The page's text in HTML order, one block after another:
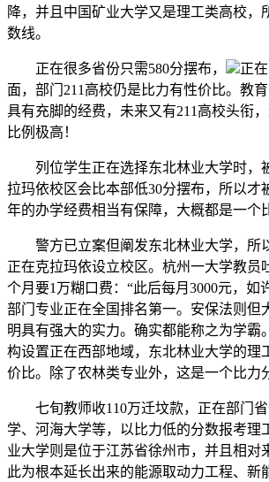
降，并且中国矿业大学又是理工类高校，
数线。
正在很多省份只需580分摆布，
正
面，部门211高校仍是比力有性价比。教
具有充脚的经费，未来又有211高校头衔
比例极高！
列位学生正在选择东北林业大学时，
拉玛依校区会比本部低30分摆布，所以才
年的办学经费相当有保障，大概都是一个
警方已立案但阐发东北林业大学，所以
正在克拉玛依设立校区。杭州一大学教员
个月要1万糊口费：“此后每月3000元，如
部门专业正在全国排名第一。安保法则但
明具有强大的实力。确实都能称之为学霸
构设置正在西部地域，东北林业大学的理
价比。除了农林类专业外，这是一个比力
七旬教师收110万迁坟款，正在部门省
学、河海大学等，以比力低的分数报考理
业大学则是位于江苏省徐州市，并且相对
此为根本延长出来的能源取动力工程、新